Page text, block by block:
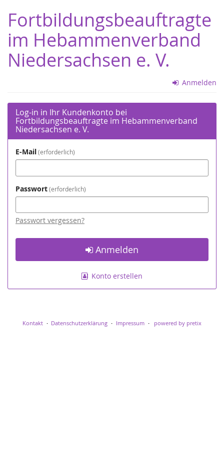
Haupt-
Inhalt
springen
Fortbildungsbeauftragte
im Hebammenverband
Niedersachsen e. V.
Anmelden
Log-in in Ihr Kundenkonto bei
Fortbildungsbeauftragte im Hebammenverband
Niedersachsen e. V.
E-Mail erforderlich
Passwort erforderlich
Passwort vergessen?
Anmelden
Konto erstellen
Kontakt Datenschutzerklärung Impressum powered by pretix